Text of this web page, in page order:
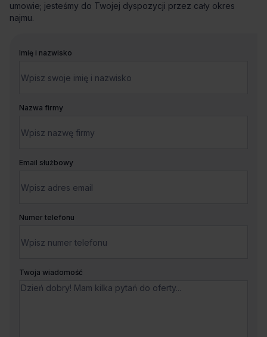
umowie; jesteśmy do Twojej dyspozycji przez cały okres
najmu.
Imię i nazwisko
Nazwa firmy
Email służbowy
Numer telefonu
Twoja wiadomość